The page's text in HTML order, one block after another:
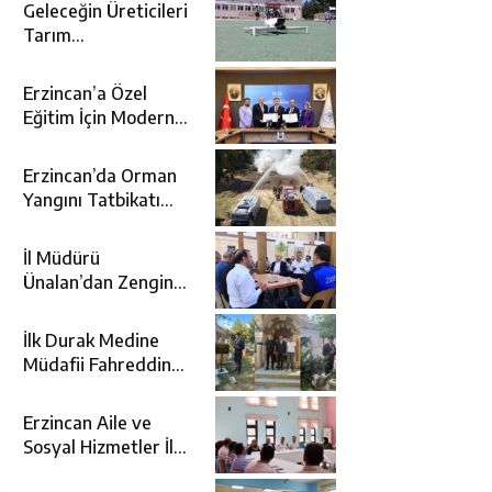
Geleceğin Üreticileri
Tarım
Tanışıyor
Erzincan’a Özel
Eğitim İçin Modern
Eğitim Meslek Okulu
Protokolü İmzalandı
Erzincan’da Orman
Yangını Tatbikatı
İl Müdürü
Ünalan’dan Zengin
Ziyareti
İlk Durak Medine
Müdafii Fahreddin
Kabri
Erzincan Aile ve
Sosyal Hizmetler İl